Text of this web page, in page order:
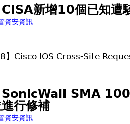
CISA新增10個已知
資安資訊
】Cisco IOS Cross-Site
SonicWall SMA
行修補
資安資訊